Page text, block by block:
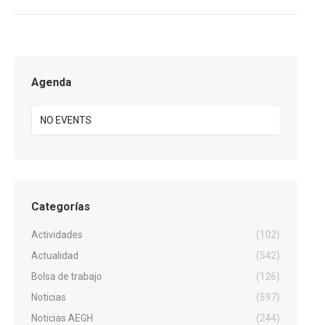
Agenda
NO EVENTS
Categorías
Actividades
(102)
Actualidad
(542)
Bolsa de trabajo
(126)
Noticias
(597)
Noticias AEGH
(244)